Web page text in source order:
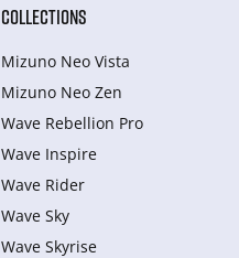
COLLECTIONS
Mizuno Neo Vista
Mizuno Neo Zen
Wave Rebellion Pro
Wave Inspire
Wave Rider
Wave Sky
Wave Skyrise